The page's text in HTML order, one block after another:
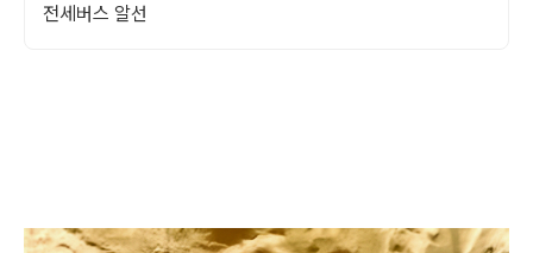
전세버스 알선